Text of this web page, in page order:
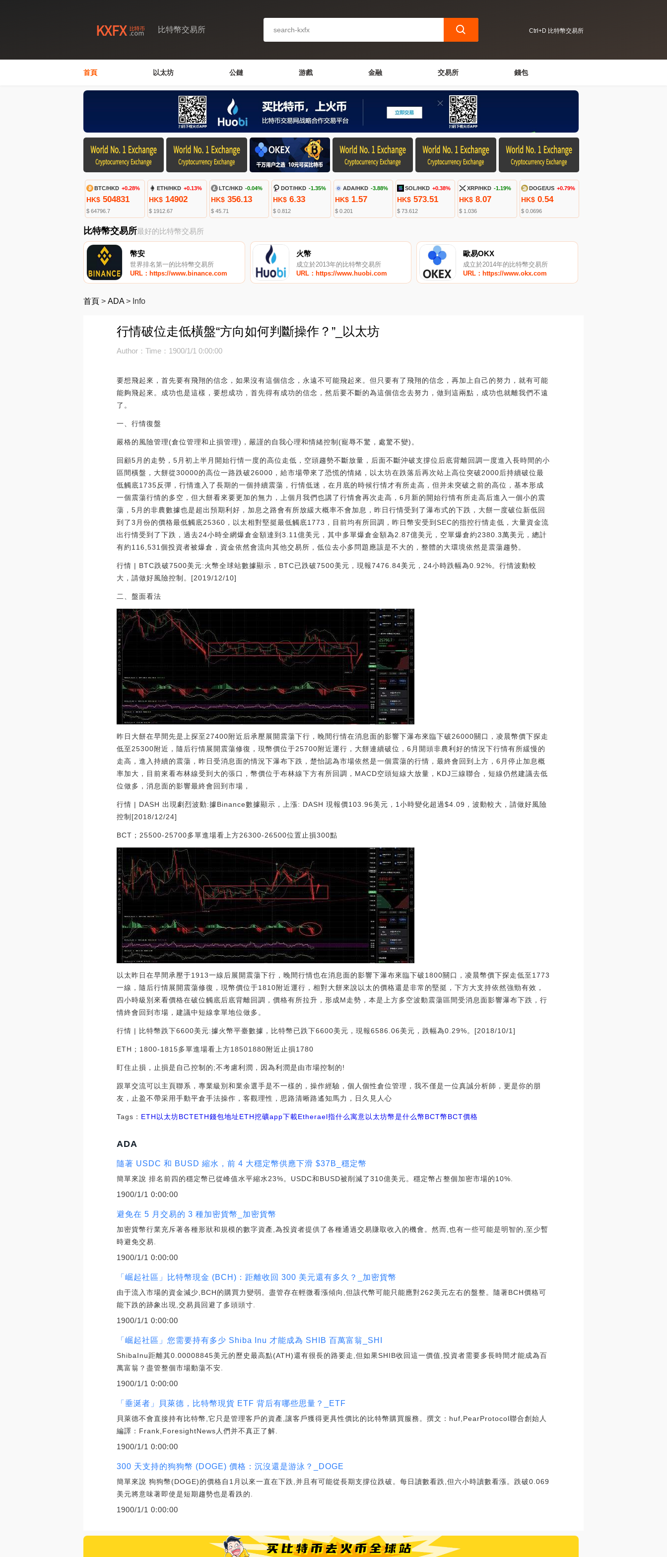
比特幣交易所 Ctrl+D 比特幣交易所
首頁 以太坊 公鏈 游戲 金融 交易所 錢包
BTC/HKD +0.28%
HK$ 504831
$ 64796.7
ETH/HKD +0.13%
HK$14902
$ 1912.67
LTC/HKD -0.04%
HK$356.13
$ 45.71
DOT/HKD -1.35%
HK$6.33
$ 0.812
ADA/HKD -3.88%
HK$1.57
$ 0.201
SOL/HKD +0.38%
HK$ 573.51
$ 73.612
XRP/HKD -1.19%
HK$ 8.07
$ 1.036
DOGE/US +0.79%
HK$ 0.54
$ 0.0696
比特幣交易所最好的比特幣交易所
幣安
世界排名第一的比特幣交易所
URL：https://www.binance.com
火幣
成立於2013年的比特幣交易所
URL：https://www.huobi.com
歐易OKX
成立於2014年的比特幣交易所
URL：https://www.okx.com
首頁 > ADA> Info
行情破位走低橫盤“方向如何判斷操作？”_以太坊
Author：Time：1900/1/1 0:00:00
要想飛起來，首先要有飛翔的信念，如果沒有這個信念，永遠不可能飛起來。但只要有了飛翔的信念，再加上自己的努力，就有可能
能夠飛起來。成功也是這樣，要想成功，首先得有成功的信念，然后要不斷的為這個信念去努力，做到這兩點，成功也就離我們不遠
了。
一、行情復盤
嚴格的風險管理(倉位管理和止損管理)，嚴謹的自我心理和情緒控制(寵辱不驚，處驚不變)。
回顧5月的走勢，5月初上半月開始行情一度的高位走低，空頭趨勢不斷放量，后面不斷沖破支撐位后底背離回調一度進入長時間的小
區間橫盤，大餅從30000的高位一路跌破26000，給市場帶來了恐慌的情緒，以太坊在跌落后再次站上高位突破2000后持續破位最
低觸底1735反彈，行情進入了長期的一個持續震蕩，行情低迷，在月底的時候行情才有所走高，但并未突破之前的高位，基本形成
一個震蕩行情的多空，但大餅看來要更加的無力，上個月我們也講了行情會再次走高，6月新的開始行情有所走高后進入一個小的震
蕩，5月的非農數據也是超出預期利好，加息之路會有所放緩大概率不會加息，昨日行情受到了瀑布式的下跌，大餅一度破位新低回
到了3月份的價格最低觸底25360，以太相對堅挺最低觸底1773，目前均有所回調，昨日幣安受到SEC的指控行情走低，大量資金流
出行情受到了下跌，過去24小時全網爆倉金額達到3.11億美元，其中多單爆倉金額為2.87億美元，空單爆倉約2380.3萬美元，總計
有約116,531個投資者被爆倉，資金依然會流向其他交易所，低位去小多問題應該是不大的，整體的大環境依然是震蕩趨勢。
行情 | BTC跌破7500美元:火幣全球站數據顯示，BTC已跌破7500美元，現報7476.84美元，24小時跌幅為0.92%。行情波動較
大，請做好風險控制。[2019/12/10]
二、盤面看法
昨日大餅在早間先是上探至27400附近后承壓展開震蕩下行，晚間行情在消息面的影響下瀑布來臨下破26000關口，凌晨幣價下探走
低至25300附近，隨后行情展開震蕩修復，現幣價位于25700附近運行，大餅連續破位，6月開頭非農利好的情況下行情有所緩慢的
走高，進入持續的震蕩，昨日受消息面的情況下瀑布下跌，楚怡認為市場依然是一個震蕩的行情，最終會回到上方，6月停止加息概
率加大，目前來看布林線受到大的張口，幣價位于布林線下方有所回調，MACD空頭短線大放量，KDJ三線聯合，短線仍然建議去低
位做多，消息面的影響最終會回到市場，
行情 | DASH 出現劇烈波動:據Binance數據顯示，上漲: DASH 現報價103.96美元，1小時變化超過$4.09，波動較大，請做好風險
控制[2018/12/24]
BCT；25500-25700多單進場看上方26300-26500位置止損300點
以太昨日在早間承壓于1913一線后展開震蕩下行，晚間行情也在消息面的影響下瀑布來臨下破1800關口，凌晨幣價下探走低至1773
一線，隨后行情展開震蕩修復，現幣價位于1810附近運行，相對大餅來說以太的價格還是非常的堅挺，下方大支持依然強勁有效，
四小時級別來看價格在破位觸底后底背離回調，價格有所拉升，形成M走勢，本是上方多空波動震蕩區間受消息面影響瀑布下跌，行
情終會回到市場，建議中短線拿單地位做多。
行情 | 比特幣跌下6600美元:據火幣平臺數據，比特幣已跌下6600美元，現報6586.06美元，跌幅為0.29%。[2018/10/1]
ETH；1800-1815多單進場看上方18501880附近止損1780
盯住止損，止損是自己控制的;不考慮利潤，因為利潤是由市場控制的!
跟單交流可以主頁聯系，專業級別和業余選手是不一樣的，操作經驗，個人個性倉位管理，我不僅是一位真誠分析師，更是你的朋
友，止盈不帶采用手動平倉手法操作，客觀理性，思路清晰路遙知馬力，日久見人心
Tags： ETH 以太坊BCTETH錢包地址ETH挖礦app下載Etherael指什么寓意以太坊幣是什么幣BCT幣BCT價格
ADA
隨著 USDC 和 BUSD 縮水，前 4 大穩定幣供應下滑 $37B_穩定幣
簡單來說 排名前四的穩定幣已從峰值水平縮水23%。USDC和BUSD被削減了310億美元。穩定幣占整個加密市場的10%.
1900/1/1 0:00:00
避免在 5 月交易的 3 種加密貨幣_加密貨幣
加密貨幣行業充斥著各種形狀和規模的數字資產,為投資者提供了各種通過交易賺取收入的機會。然而,也有一些可能是明智的,至少暫
時避免交易.
1900/1/1 0:00:00
「崛起社區」比特幣現金 (BCH)：距離收回 300 美元還有多久？_加密貨幣
由于流入市場的資金減少,BCH的購買力變弱。盡管存在輕微看漲傾向,但該代幣可能只能應對262美元左右的盤整。隨著BCH價格可
能下跌的跡象出現,交易員回避了多頭頭寸.
1900/1/1 0:00:00
「崛起社區」您需要持有多少 Shiba Inu 才能成為 SHIB 百萬富翁_SHI
ShibaInu距離其0.00008845美元的歷史最高點(ATH)還有很長的路要走,但如果SHIB收回這一價值,投資者需要多長時間才能成為百
萬富翁？盡管整個市場動蕩不安.
1900/1/1 0:00:00
「垂涎者」貝萊德，比特幣現貨 ETF 背后有哪些思量？_ETF
貝萊德不會直接持有比特幣,它只是管理客戶的資產,讓客戶獲得更具性價比的比特幣購買服務。撰文：huf,PearProtocol聯合創始人
編譯：Frank,ForesightNews人們并不真正了解.
1900/1/1 0:00:00
300 天支持的狗狗幣 (DOGE) 價格：沉沒還是游泳？_DOGE
簡單來說 狗狗幣(DOGE)的價格自1月以來一直在下跌,并且有可能從長期支撐位跌破。每日讀數看跌,但六小時讀數看漲。跌破0.069
美元將意味著即使是短期趨勢也是看跌的.
1900/1/1 0:00:00